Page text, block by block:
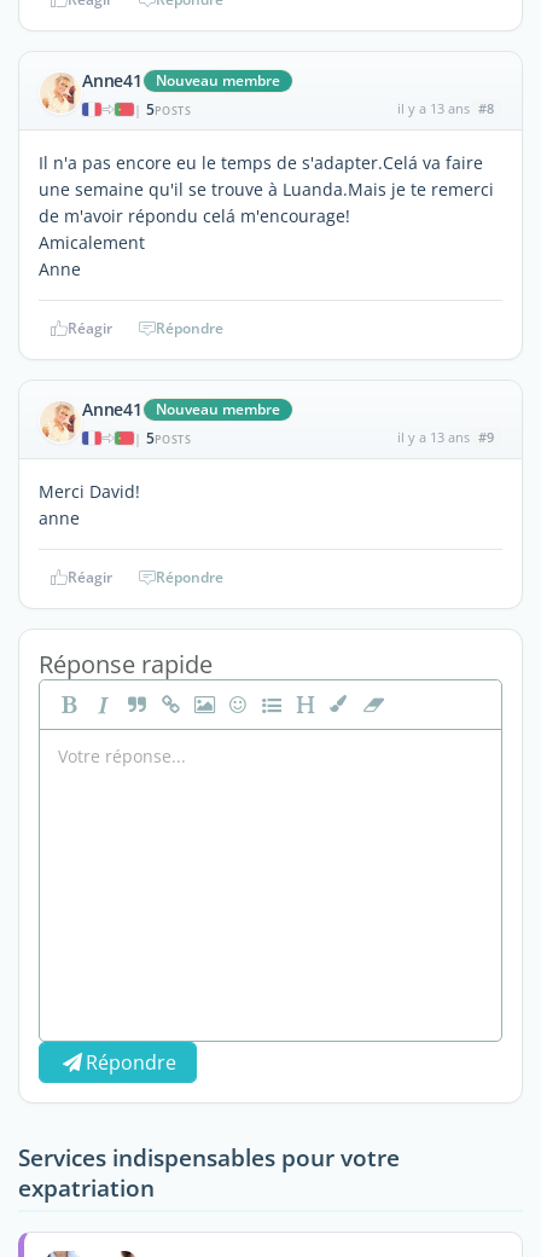
Anne41 Nouveau membre
| 5POSTS il y a 13 ans #8
Il n'a pas encore eu le temps de s'adapter.Celá va faire
une semaine qu'il se trouve à Luanda.Mais je te remerci
de m'avoir répondu celá m'encourage!
Amicalement
Anne
Réagir Répondre
Anne41 Nouveau membre
| 5POSTS il y a 13 ans #9
Merci David!
anne
Réagir Répondre
Réponse rapide
Répondre
Services indispensables pour votre
expatriation